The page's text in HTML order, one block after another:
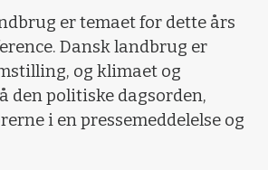
er temaet for dette års
Dansk landbrug er
og klimaet og
den politiske dagsorden,
i en pressemeddelelse og